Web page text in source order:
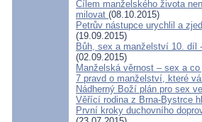
Cílem manželského života
milovat (08.10.2015)
Petrův nástupce urychlil a
(19.09.2015)
Bůh, sex a manželství 10. díl
(02.09.2015)
Manželská věrnost – sex a
7 pravd o manželství, které
Nádherný Boží plán pro sex
Věřící rodina z Brna-Bystrce
První kroky duchovního